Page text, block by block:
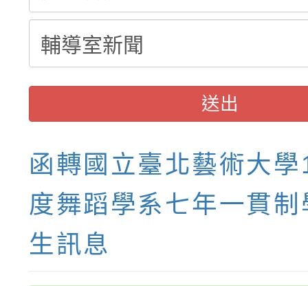
送出
函轉國立臺北藝術大
度舞蹈學系七年一貫
生訊息